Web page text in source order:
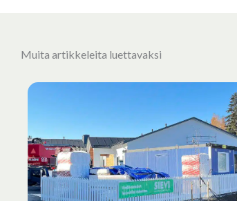
Muita artikkeleita luettavaksi